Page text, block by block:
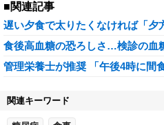
■関連記事
遅い夕食で太りたくなければ「夕
食後高血糖の恐ろしさ…検診の血
管理栄養士が推奨 「午後4時に間
関連キーワード